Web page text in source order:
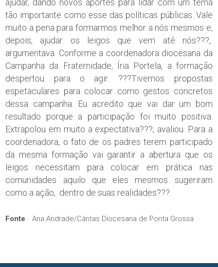
ajudar, dando novos aportes para lidar com um tema
tão importante como esse das políticas públicas. Vale
muito a pena para formarmos melhor a nós mesmos e,
depois, ajudar os leigos que vem até nós???,
argumentava. Conforme a coordenadora diocesana da
Campanha da Fraternidade, Íria Portela, a formação
despertou para o agir. ???Tivemos propostas
espetaculares para colocar como gestos concretos
dessa campanha. Eu acredito que vai dar um bom
resultado porque a participação foi muito positiva.
Extrapolou em muito a expectativa???, avaliou. Para a
coordenadora, o fato de os padres terem participado
da mesma formação vai garantir a abertura que os
leigos necessitam para colocar em prática nas
comunidades aquilo que eles mesmos sugeriram
como a ação, dentro de suas realidades???.
Fonte Ana Andrade/Cáritas Diocesana de Ponta Grossa